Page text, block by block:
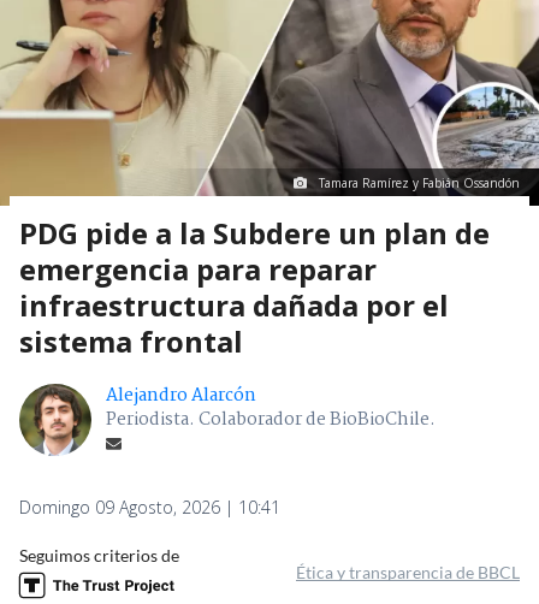
Tamara Ramírez y Fabián Ossandón
PDG pide a la Subdere un plan de
emergencia para reparar
infraestructura dañada por el
sistema frontal
Alejandro Alarcón
Periodista. Colaborador de BioBioChile.
Domingo 09 Agosto, 2026 | 10:41
Seguimos criterios de
Ética y transparencia de BBCL